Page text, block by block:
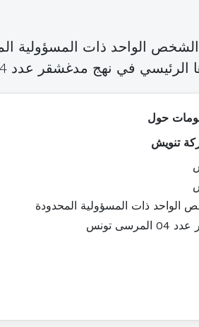
الواحد ذات المسؤولية
في نهج مدغشقر عدد 04 المرسى تونس (
حول
تنويش
الواحد ذات المسؤولية المحدودة
تونس